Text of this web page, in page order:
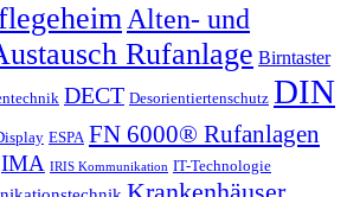
Alten- und
Rufanlage Birntaster
DECT Desorientiertenschutz DIN
ESPA FN 6000® Rufanlagen
IMA IRIS Kommunikation IT-Technologie